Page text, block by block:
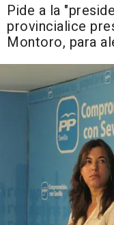
Pide a la
provincialice
Montoro, para